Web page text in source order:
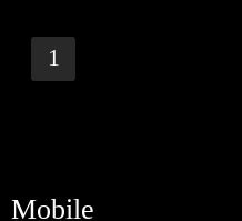
1
Mobile